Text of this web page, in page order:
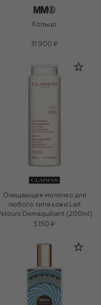
Кольцо
31 900 ₽
Очищающее молочко для
любого типа кожи Lait
Demaquillant (200ml)
3 150 ₽